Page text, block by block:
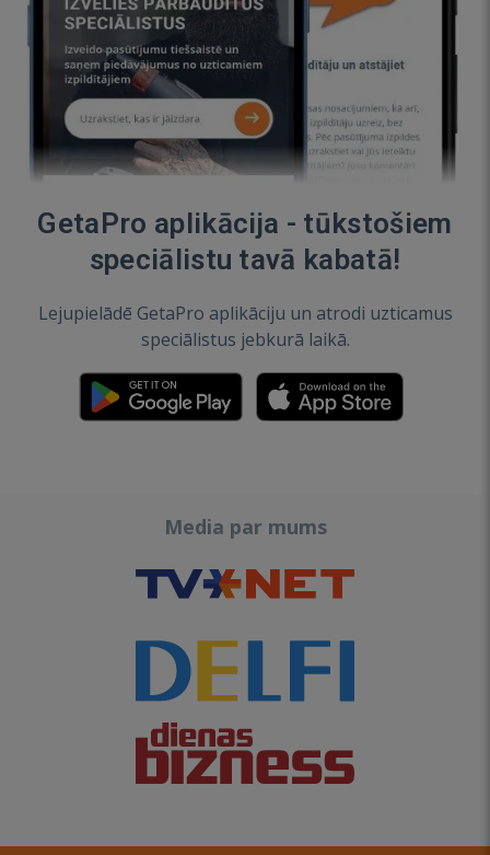
GetaPro aplikācija - tūkstošiem
speciālistu tavā kabatā!
Lejupielādē GetaPro aplikāciju un atrodi uzticamus
speciālistus jebkurā laikā.
Media par mums